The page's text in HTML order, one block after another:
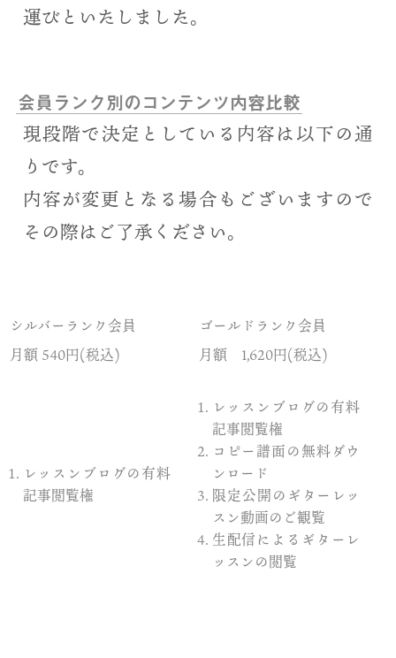
運びといたしました。
会員ランク別のコンテンツ内容比較
現段階で決定としている内容は以下の通
りです。
内容が変更となる場合もございますので
その際はご了承ください。
シルバーランク会員
ゴールドランク会員
月額 540円(税込)
月額 1,620円(税込)
レッスンブログの有料
記事閲覧権
レッスンブログの有料
記事閲覧権
コピー譜面の無料ダウ
ンロード
限定公開のギターレッ
スン動画のご観覧
生配信によるギターレ
ッスンの閲覧